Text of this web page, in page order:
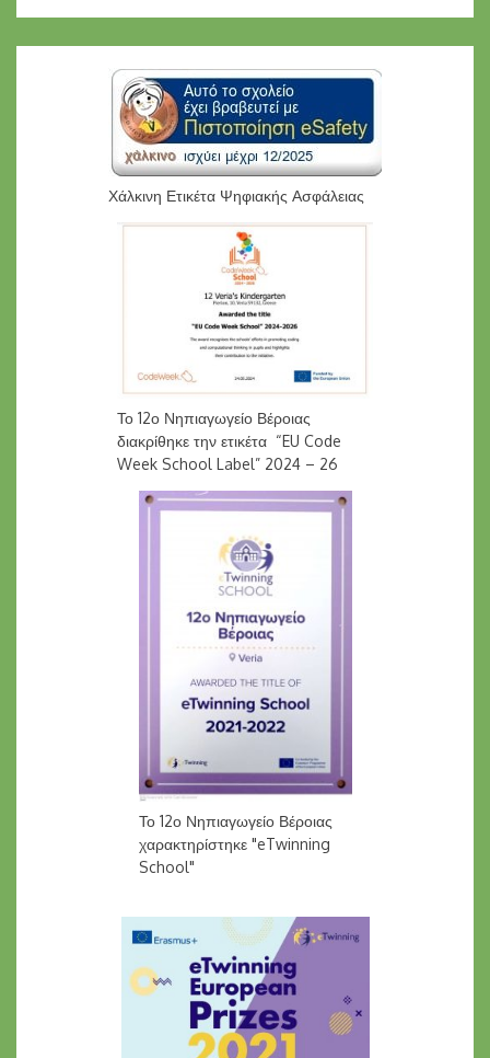
Χάλκινη Ετικέτα Ψηφιακής Ασφάλειας
Το 12ο Νηπιαγωγείο Βέροιας
διακρίθηκε την ετικέτα “EU Code
Week School Label” 2024 – 26
Το 12ο Νηπιαγωγείο Βέροιας
χαρακτηρίστηκε "eTwinning
School"